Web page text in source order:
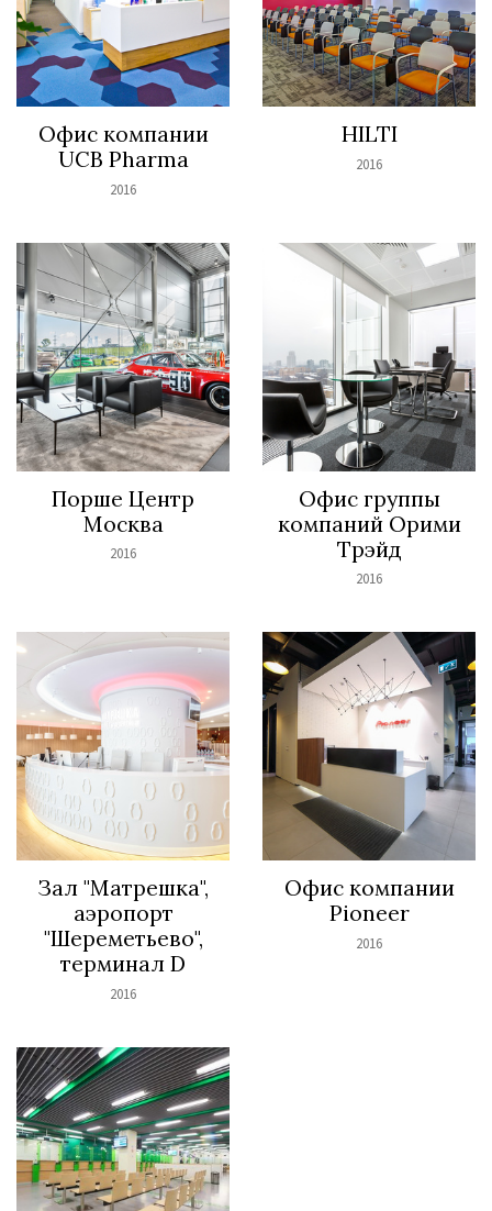
Офис компании
UCB Pharma
2016
HILTI
2016
Порше Центр
Москва
2016
Офис группы
компаний Орими
Трэйд
2016
Зал "Матрешка",
аэропорт
"Шереметьево",
терминал D
2016
Офис компании
Pioneer
2016